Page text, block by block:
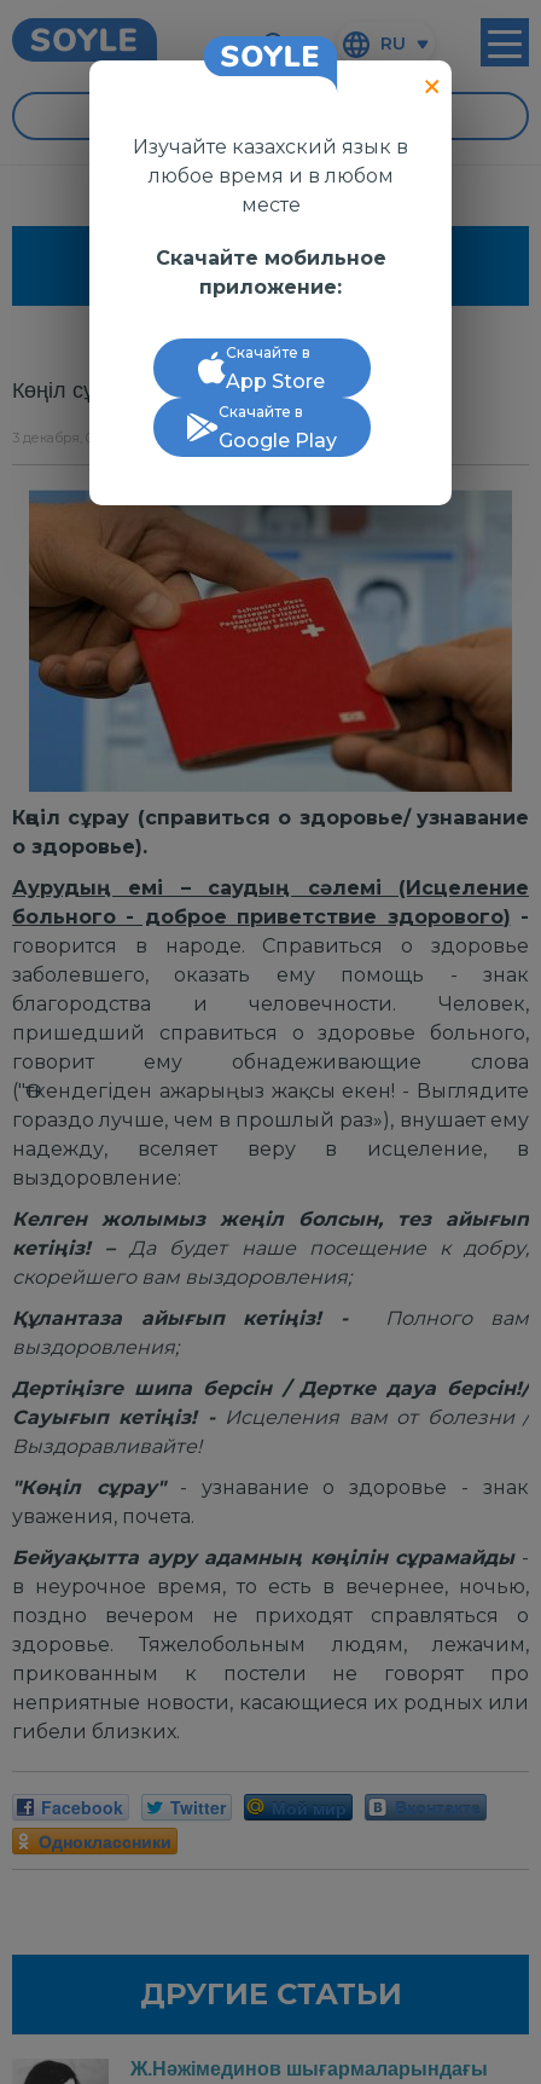
RU
ПОЛЕЗНО ЗНАТЬ
Көңіл сұрау (справиться о здоровье)
3 декабря, 0:40
Көңіл сұрау (справиться о здоровье/ узнавание
о здоровье).
Аурудың емі – саудың сәлемі (Исцеление
больного - доброе приветствие здорового) -
говорится в народе. Справиться о здоровье
заболевшего, оказать ему помощь - знак
благородства и человечности. Человек,
пришедший справиться о здоровье больного,
говорит ему обнадеживающие слова
("Өткендегіден ажарыңыз жақсы екен! - Выглядите
гораздо лучше, чем в прошлый раз»), внушает ему
надежду, вселяет веру в исцеление, в
выздоровление:
Келген жолымыз жеңіл болсын, тез айығып
кетіңіз! –Да будет наше посещение к добру,
скорейшего вам выздоровления;
Құлантаза айығып кетіңіз! - Полного вам
выздоровления;
Дертіңізге шипа берсін / Дертке дауа берсін!/
Сауығып кетіңіз! - Исцеления вам от болезни/
Выздоравливайте!
"Көңіл сұрау"- узнавание о здоровье - знак
уважения, почета.
Бейуақытта ауру адамның көңілін сұрамайды-
в неурочное время, то есть в вечернее, ночью,
поздно вечером не приходят справляться о
здоровье. Тяжелобольным людям, лежачим,
прикованным к постели не говорят про
неприятные новости, касающиеся их родных или
гибели близких.
Facebook Twitter Мой мир
Вконтакте
Одноклассники
ДРУГИЕ СТАТЬИ
Ж.Нәжімединов шығармаларындағы
Изучайте казахский язык в
любое время и в любом
месте
Скачайте мобильное
приложение:
Скачайте в
App Store
Скачайте в
Google Play